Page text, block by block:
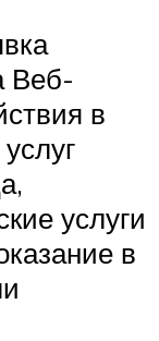
Веб-
в
услуги
в